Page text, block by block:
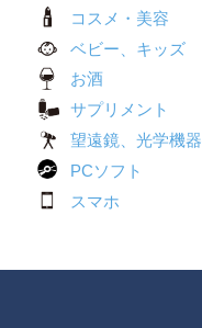
コスメ・美容
ベビー、キッズ
お酒
サプリメント
望遠鏡、光学機器
PCソフト
スマホ